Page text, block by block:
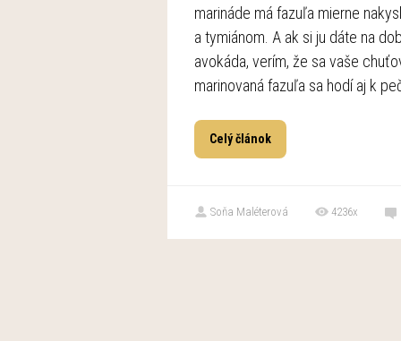
marináde má fazuľa mierne
a tymiánom. A ak si ju dáte na
avokáda, verím, že sa vaše
marinovaná fazuľa sa hodí aj k
Celý článok
Soňa Maléterová 4236x